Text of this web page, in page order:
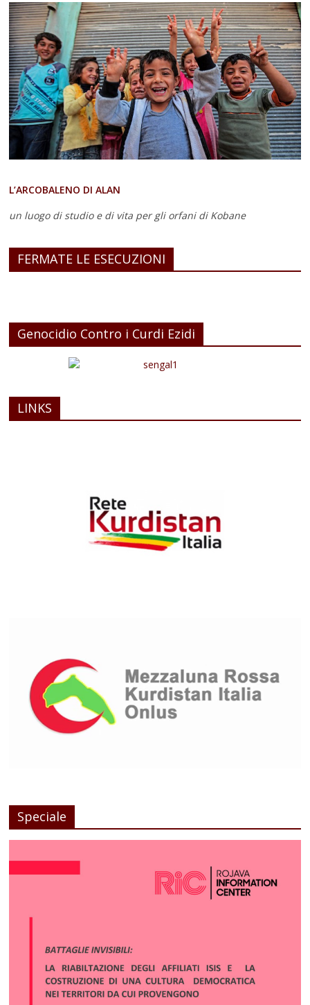
L’ARCOBALENO DI ALAN
un luogo di studio e di vita per gli orfani di Kobane
FERMATE LE ESECUZIONI
Genocidio Contro i Curdi Ezidi
LINKS
Speciale